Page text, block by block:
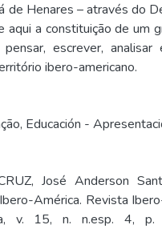
de Henares – através do
aqui a constituição de um
escrever,
ibero-americano.
, Educación -
José Anderson
América. Revista
v. 15, n. n.esp. 4,